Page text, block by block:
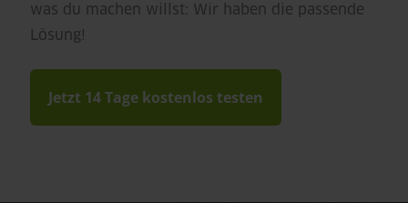
was du machen willst: Wir haben die passende
Lösung!
Jetzt 14 Tage kostenlos testen